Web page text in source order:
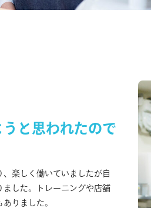
と思われたので
楽しく働いていましたが自
ました。トレーニングや店舗
りました。